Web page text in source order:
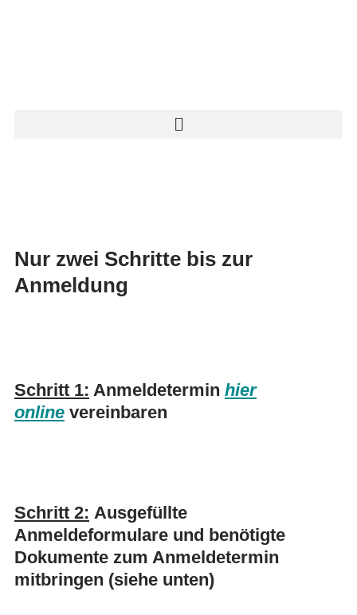
Nur zwei Schritte bis zur
Anmeldung
Schritt 1: Anmeldetermin hier
online vereinbaren
Schritt 2: Ausgefüllte
Anmeldeformulare und benötigte
Dokumente zum Anmeldetermin
mitbringen (siehe unten)